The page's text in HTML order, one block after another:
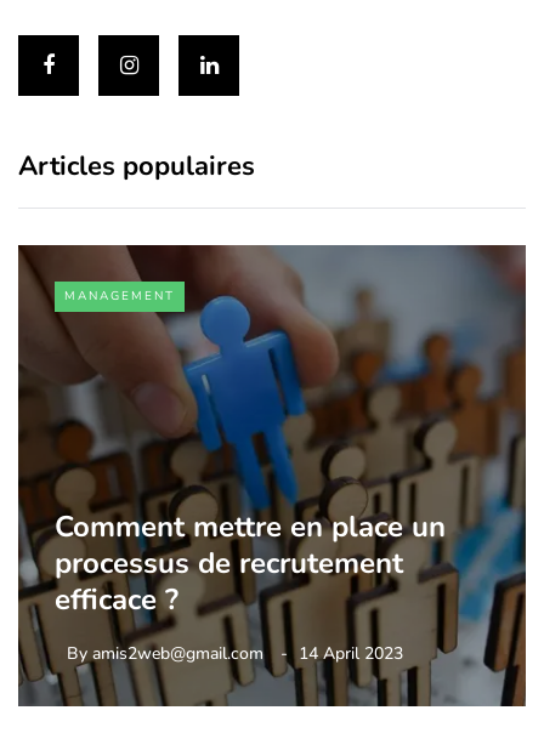
Articles populaires
MANAGEMENT
Comment mettre en place un
processus de recrutement
efficace ?
By amis2web@gmail.com 14 April 2023